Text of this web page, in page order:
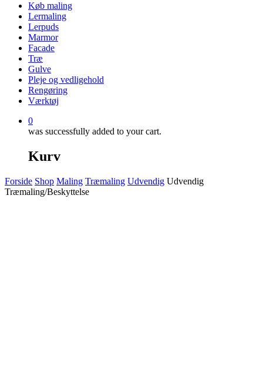
Køb maling
Lermaling
Lerpuds
Marmor
Facade
Træ
Gulve
Pleje og vedligehold
Rengøring
Værktøj
0
was successfully added to your cart.
Kurv
Forside Shop Maling Træmaling Udvendig Udvendig
Træmaling/Beskyttelse